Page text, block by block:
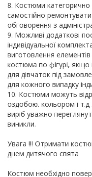
8. Костюми категорично
самостійно ремонтувати
обговорення з
9. Можливі додаткові
індивідуальної
виготовлення
костюма по фігурі,
для дівчаток під
для кожного випадку
10. Костюми можуть
оздобою. кольором і т.д
виріб уважно
виникли.
Увага !!! Отримати
днем дитячого свята
Костюм необхідно